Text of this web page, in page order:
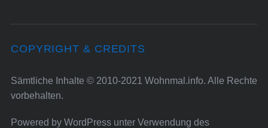
COPYRIGHT & CREDITS
Sämtliche Inhalte © 2010-2021 Wohnmal.info. Alle Rechte
vorbehalten.
Powered by WordPressunter Verwendung des